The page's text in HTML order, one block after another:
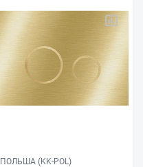
ПОЛЬША (KK-POL)